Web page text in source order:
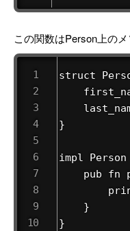
この関数はPerson上のメ
struct
}
impl
pub fn
    }
}